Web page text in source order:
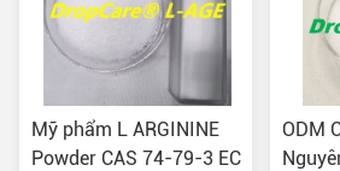
Mỹ phẩm L ARGININE
Powder CAS 74-79-3 EC
ODM